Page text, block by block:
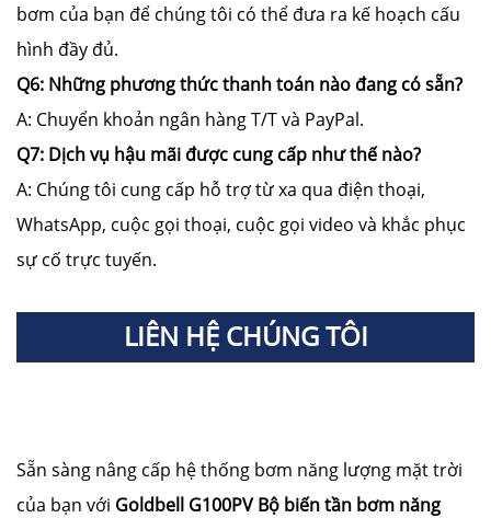
bơm của bạn để chúng tôi có thể đưa ra kế hoạch cấu
hình đầy đủ.
Q6: Những phương thức thanh toán nào đang có sẵn?
A: Chuyển khoản ngân hàng T/T và PayPal.
Q7: Dịch vụ hậu mãi được cung cấp như thế nào?
A: Chúng tôi cung cấp hỗ trợ từ xa qua điện thoại,
WhatsApp, cuộc gọi thoại, cuộc gọi video và khắc phục
sự cố trực tuyến.
LIÊN HỆ CHÚNG TÔI
Sẵn sàng nâng cấp hệ thống bơm năng lượng mặt trời
của bạn với Goldbell G100PVBộ biến tần bơm năng